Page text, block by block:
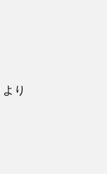
より